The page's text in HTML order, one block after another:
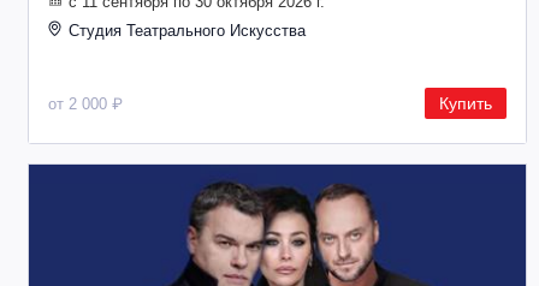
Студия Театрального Искусства
от 2 000 ₽ Купить